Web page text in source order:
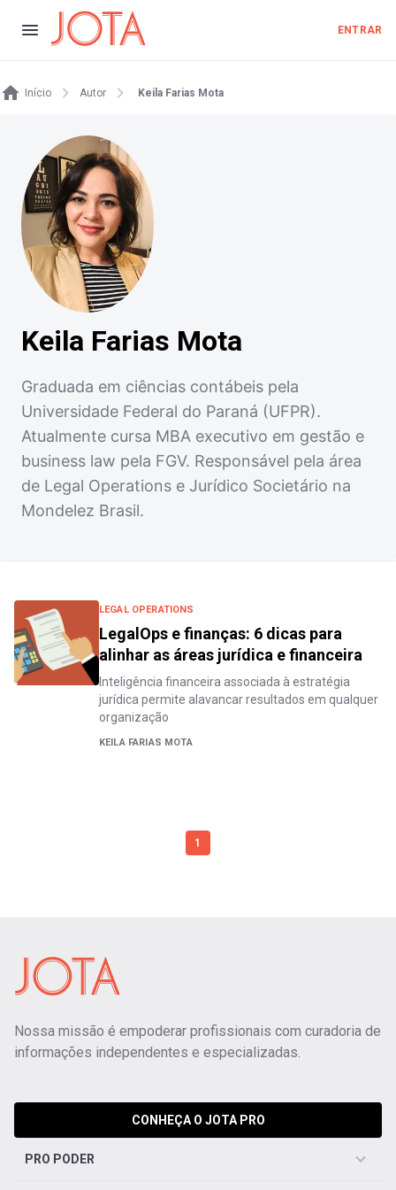
ENTRAR
Início Autor Keila Farias Mota
Keila Farias Mota
Graduada em ciências contábeis pela
Universidade Federal do Paraná (UFPR).
Atualmente cursa MBA executivo em gestão e
business law pela FGV. Responsável pela área
de Legal Operations e Jurídico Societário na
Mondelez Brasil.
LEGAL OPERATIONS
LegalOps e finanças: 6 dicas para
alinhar as áreas jurídica e financeira
Inteligência financeira associada à estratégia
jurídica permite alavancar resultados em qualquer
organização
KEILA FARIAS MOTA
1
Nossa missão é empoderar profissionais com curadoria de
informações independentes e especializadas.
CONHEÇA O JOTA PRO
PRO PODER